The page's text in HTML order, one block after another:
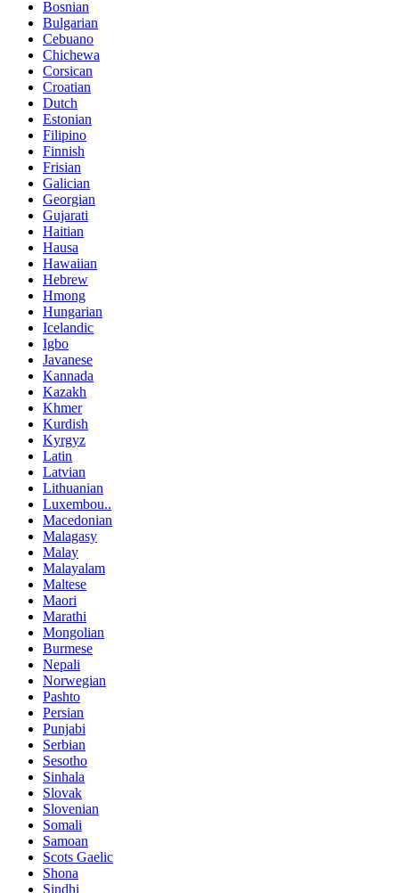
Bosnian
Bulgarian
Cebuano
Chichewa
Corsican
Croatian
Dutch
Estonian
Filipino
Finnish
Frisian
Galician
Georgian
Gujarati
Haitian
Hausa
Hawaiian
Hebrew
Hmong
Hungarian
Icelandic
Igbo
Javanese
Kannada
Kazakh
Khmer
Kurdish
Kyrgyz
Latin
Latvian
Lithuanian
Luxembou..
Macedonian
Malagasy
Malay
Malayalam
Maltese
Maori
Marathi
Mongolian
Burmese
Nepali
Norwegian
Pashto
Persian
Punjabi
Serbian
Sesotho
Sinhala
Slovak
Slovenian
Somali
Samoan
Scots Gaelic
Shona
Sindhi